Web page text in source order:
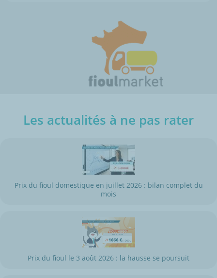
Les actualités à ne pas rater
Prix du fioul domestique en juillet 2026 : bilan complet du
mois
Prix du fioul le 3 août 2026 : la hausse se poursuit